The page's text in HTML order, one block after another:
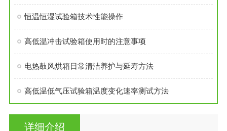
恒温恒湿试验箱技术性能操作
高低温冲击试验箱使用时的注意事项
电热鼓风烘箱日常清洁养护与延寿方法
高低温低气压试验箱温度变化速率测试方法
详细介绍